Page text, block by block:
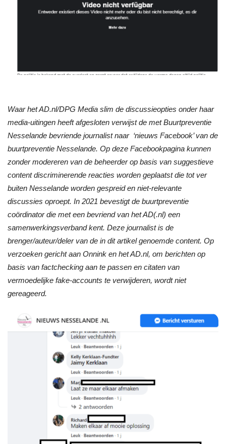
Waar het AD.nl/DPG Media slim de discussieopties onder haar
media-uitingen heeft afgesloten verwijst de met Buurtpreventie
Nesselande bevriende journalist naar ‘nieuws Facebook’ van de
buurtpreventie Nesselande. Op deze Facebookpagina kunnen
zonder modereren van de beheerder op basis van suggestieve
content discriminerende reacties worden geplaatst die tot ver
buiten Nesselande worden gespreid en niet-relevante
discussies oproept. In 2021 bevestigt de buurtpreventie
coördinator die met een bevriend van het AD(.nl) een
samenwerkingsverband kent. Deze journalist is de
brenger/auteur/deler van de in dit artikel genoemde content. Op
verzoeken gericht aan Onnink en het AD.nl, om berichten op
basis van factchecking aan te passen en citaten van
vermoedelijke fake-accounts te verwijderen, wordt niet
gereageerd.